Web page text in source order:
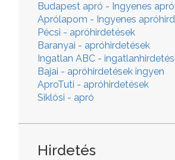
Budapest apró - Ingyenes
Aprólapom - Ingyenes
Pécsi - apróhirdetések
Baranyai - apróhirdetések
Ingatlan ABC -
Bajai - apróhirdetések ingyen
AproTuti - apróhirdetések
Siklósi - apró
Hirdetés